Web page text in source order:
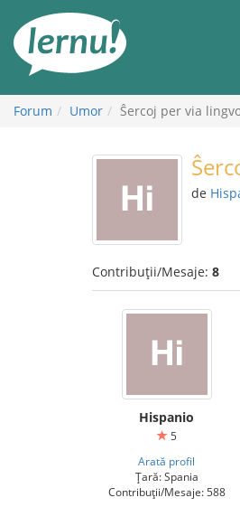
conținut
Forum Umor Ŝercoj per via
de
Contribuții/Mesaje: 8
Hispanio
5
Arată profil
Țară: Spania
Contribuții/Mesaje: 588